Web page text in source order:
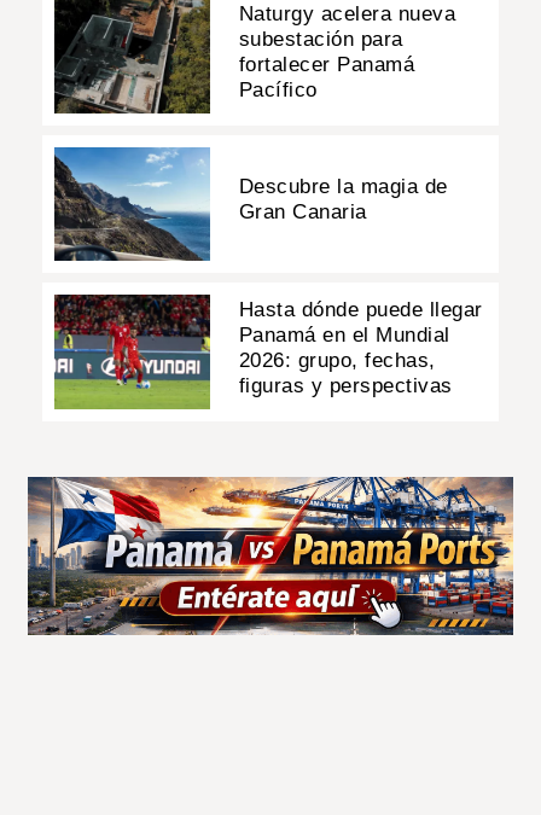
Naturgy acelera nueva
subestación para
fortalecer Panamá
Pacífico
Descubre la magia de
Gran Canaria
Hasta dónde puede llegar
Panamá en el Mundial
2026: grupo, fechas,
figuras y perspectivas